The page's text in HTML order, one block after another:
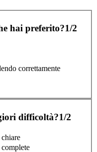
hai preferito?1/2
correttamente
difficoltà?1/2